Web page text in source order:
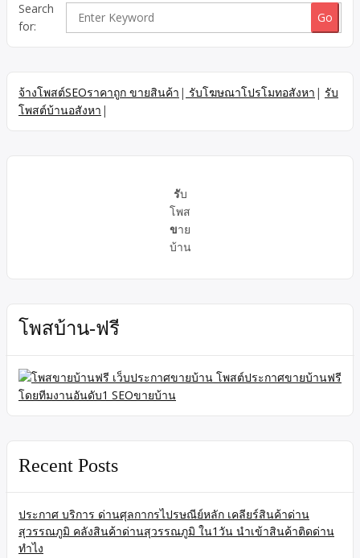
Search
for:
จ้างโพสต์SEOราคาถูก ขายสินค้า | รับโฆษณาโปรโมทอสังหา | รับ
โพสต์บ้านอสังหา |
รับ
โพส
ขาย
บ้าน
โพสบ้าน-ฟรี
Recent Posts
ประกาศ บริการ ด่านศุลกากรไปรษณีย์หลัก เคลียร์สินค้าด่าน
สุวรรณภูมิ คลังสินค้าด่านสุวรรณภูมิ ใน1วัน นำเข้าสินค้าติดด่าน
ทำไง